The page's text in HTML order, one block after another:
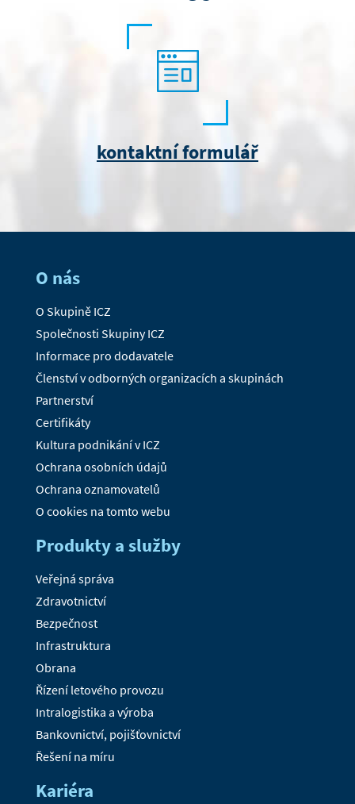
kontaktní formulář
O nás
O Skupině ICZ
Společnosti Skupiny ICZ
Informace pro dodavatele
Členství v odborných organizacích a skupinách
Partnerství
Certifikáty
Kultura podnikání v ICZ
Ochrana osobních údajů
Ochrana oznamovatelů
O cookies na tomto webu
Produkty a služby
Veřejná správa
Zdravotnictví
Bezpečnost
Infrastruktura
Obrana
Řízení letového provozu
Intralogistika a výroba
Bankovnictví, pojišťovnictví
Řešení na míru
Kariéra